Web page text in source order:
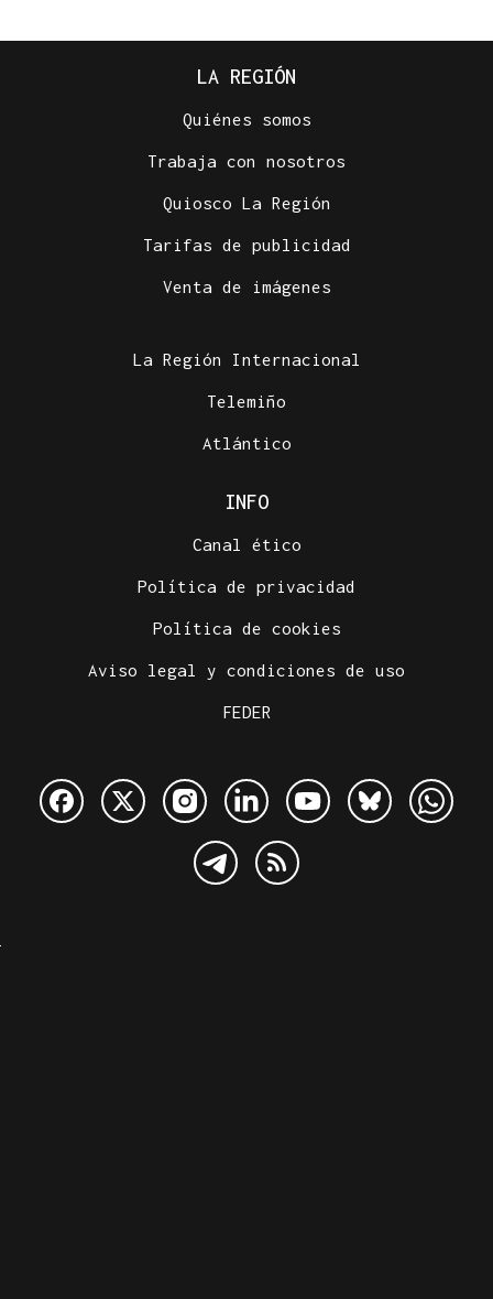
LA REGIÓN
Quiénes somos
Trabaja con nosotros
Quiosco La Región
Tarifas de publicidad
Venta de imágenes
La Región Internacional
Telemiño
Atlántico
INFO
Canal ético
Política de privacidad
Política de cookies
Aviso legal y condiciones de uso
FEDER